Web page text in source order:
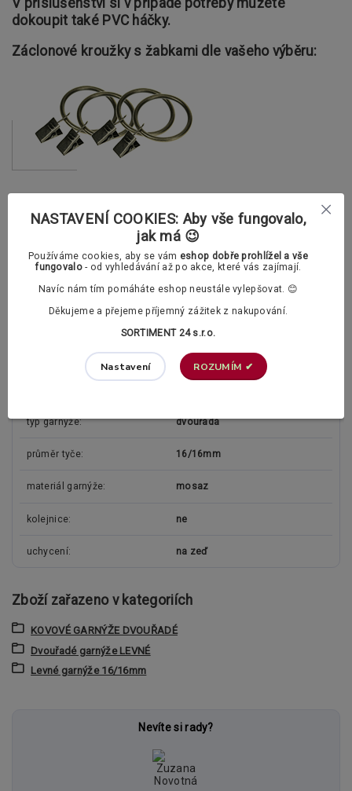
dokoupit také PVC háčky.
Záclonové kroužky s žabkami dle vašeho výběru:
Polstrované záclonové kroužky (tichý chod)
Doplňující informace
Konzoly lze dodatečně zkracovat a prodlužovat.
typ garnýže dvouřadá
průměr tyče 16/16mm
materiál garnýže mosaz
kolejnice ne
uchycení na zeď
Zboží zařazeno v kategoriích
KOVOVÉ GARNÝŽE DVOUŘADÉ
Dvouřadé garnýže LEVNÉ
Levné garnýže 16/16mm
Nevíte si rady?
NASTAVENÍ COOKIES: Aby vše fungovalo,
jak má 😉
Používáme cookies, aby se vám eshop dobře prohlížel a vše
fungovalo- od vyhledávání až po akce, které vás zajímají.
Navíc nám tím pomáháte eshop neustále vylepšovat. 😊
Děkujeme a přejeme příjemný zážitek z nakupování.
SORTIMENT 24 s.r.o.
Nastavení ROZUMÍM ✔